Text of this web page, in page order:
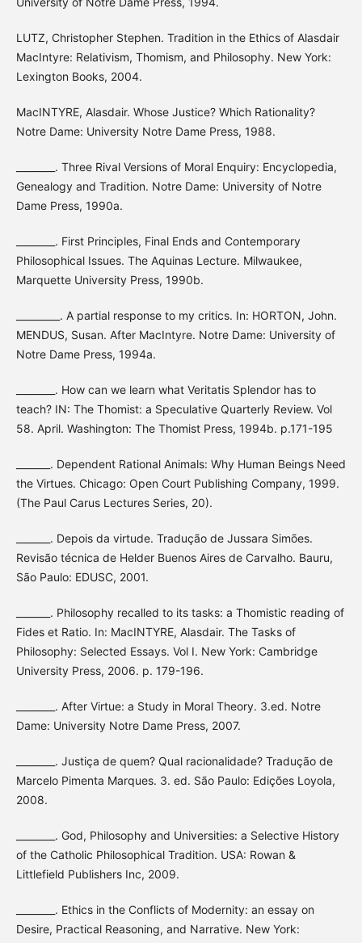
LUTZ, Christopher Stephen. Tradition in the Ethics of Alasdair
MacIntyre: Relativism, Thomism, and Philosophy. New York:
Lexington Books, 2004.
MacINTYRE, Alasdair. Whose Justice? Which Rationality?
Notre Dame: University Notre Dame Press, 1988.
________. Three Rival Versions of Moral Enquiry: Encyclopedia,
Genealogy and Tradition. Notre Dame: University of Notre
Dame Press, 1990a.
________. First Principles, Final Ends and Contemporary
Philosophical Issues. The Aquinas Lecture. Milwaukee,
Marquette University Press, 1990b.
_________. A partial response to my critics. In: HORTON, John.
MENDUS, Susan. After MacIntyre. Notre Dame: University of
Notre Dame Press, 1994a.
________. How can we learn what Veritatis Splendor has to
teach? IN: The Thomist: a Speculative Quarterly Review. Vol
58. April. Washington: The Thomist Press, 1994b. p.171-195
_______. Dependent Rational Animals: Why Human Beings Need
the Virtues. Chicago: Open Court Publishing Company, 1999.
(The Paul Carus Lectures Series, 20).
_______. Depois da virtude. Tradução de Jussara Simões.
Revisão técnica de Helder Buenos Aires de Carvalho. Bauru,
São Paulo: EDUSC, 2001.
_______. Philosophy recalled to its tasks: a Thomistic reading of
Fides et Ratio. In: MacINTYRE, Alasdair. The Tasks of
Philosophy: Selected Essays. Vol I. New York: Cambridge
University Press, 2006. p. 179-196.
________. After Virtue: a Study in Moral Theory. 3.ed. Notre
Dame: University Notre Dame Press, 2007.
________. Justiça de quem? Qual racionalidade? Tradução de
Marcelo Pimenta Marques. 3. ed. São Paulo: Edições Loyola,
2008.
________. God, Philosophy and Universities: a Selective History
of the Catholic Philosophical Tradition. USA: Rowan &
Littlefield Publishers Inc, 2009.
________. Ethics in the Conflicts of Modernity: an essay on
Desire, Practical Reasoning, and Narrative. New York: